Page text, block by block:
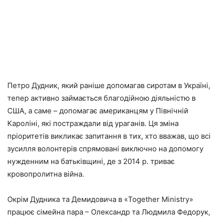
Петро Дудник, який раніше допомагав сиротам в Україні,
тепер активно займається благодійною діяльністю в
США, а саме – допомагає американцям у Північній
Кароліні, які постраждали від ураганів. Ця зміна
пріоритетів викликає запитання в тих, хто вважав, що всі
зусилля волонтерів спрямовані виключно на допомогу
нужденним на батьківщині, де з 2014 р. триває
кровопролитна війна.
Окрім Дудника та Демидовича в «Together Ministry»
працює сімейна пара – Олександр та Людмила Федорук,